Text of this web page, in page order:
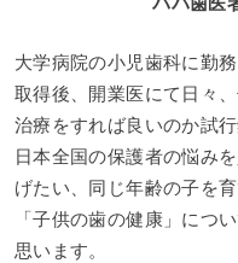
大学病院の小児歯科に勤
取得後、開業医にて日々
治療をすれば良いのか試行
日本全国の保護者の悩み
げたい、同じ年齢の子を
「子供の歯の健康」につ
思います。